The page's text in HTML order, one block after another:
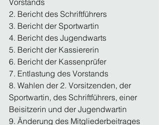
Vorstands
2. Bericht des Schriftführers
3. Bericht der Sportwartin
4. Bericht des Jugendwarts
5. Bericht der Kassiererin
6. Bericht der Kassenprüfer
7. Entlastung des Vorstands
8. Wahlen der 2. Vorsitzenden, der
Sportwartin, des Schriftführers, einer
Beisitzerin und der Jugendwartin
9. Änderung des Mitgliederbeitrages